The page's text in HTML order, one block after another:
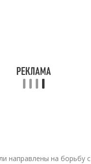
направлены на борьбу с